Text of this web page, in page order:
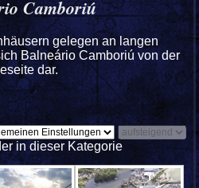
Camboriú
gelegen an langen
Balneário Camboriú von der
dar.
in dieser Kategorie